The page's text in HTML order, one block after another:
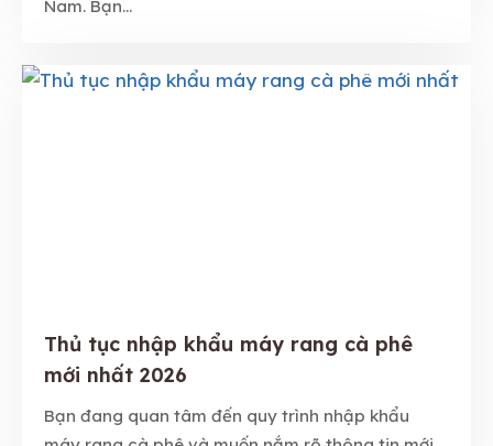
Nam. Bạn...
Thủ tục nhập khẩu máy rang cà phê
mới nhất 2026
Bạn đang quan tâm đến quy trình nhập khẩu